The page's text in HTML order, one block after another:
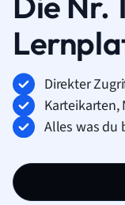
Direkter
Karteikarten,
Alles was du